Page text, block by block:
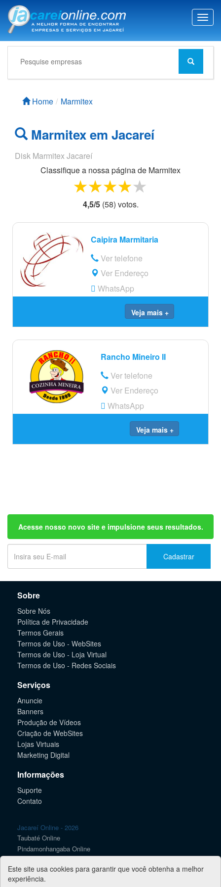
T
o
g
g
n
Home Marmitex
Marmitex em Jacareí
Disk Marmitex Jacareí
Classifique a nossa página de Marmitex
4 stars
3 stars
2 stars
1 star
4,5/5(58) votos.
Caipira Marmitaria
Ver telefone
Ver Endereço
WhatsApp
Veja mais +
Rancho Mineiro II
Ver telefone
Ver Endereço
WhatsApp
Veja mais +
Acesse nosso novo site e impulsione seus resultados.
Cadastrar
Sobre
Sobre Nós
Política de Privacidade
Termos Gerais
Termos de Uso - WebSites
Termos de Uso - Loja Virtual
Termos de Uso - Redes Sociais
Serviços
Anuncie
Banners
Produção de Vídeos
Criação de WebSites
Lojas Virtuais
Marketing Digital
Informações
Suporte
Contato
Jacareí Online - 2026
Taubaté Online
Pindamonhangaba Online
Caçapava Online
Lorena Online
SJC Online
Este site usa cookies para garantir que você obtenha a melhor
experiência.